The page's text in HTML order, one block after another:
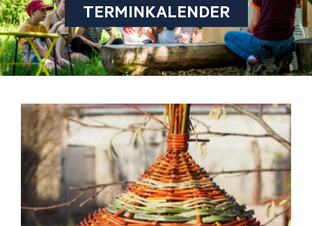
TERMINKALENDER